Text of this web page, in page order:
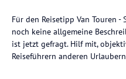
Für den Reisetipp Van Touren
noch keine allgemeine
ist jetzt gefragt. Hilf mit,
Reiseführern anderen